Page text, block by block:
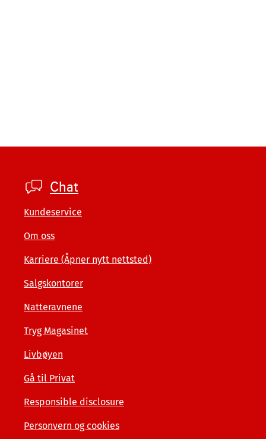
Footer
company
Chat
Kundeservice
Om oss
Karriere (Åpner nytt nettsted)
Salgskontorer
Natteravnene
Tryg Magasinet
Livbøyen
Gå til Privat
Responsible disclosure
Personvern og cookies